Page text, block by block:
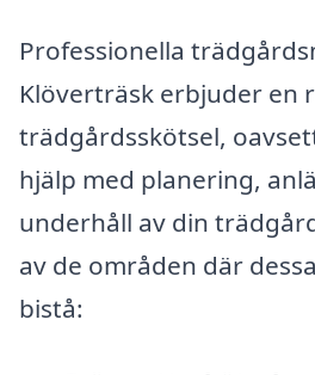
Professionella
Klöverträsk erbjuder en
trädgårdsskötsel,
hjälp med planering,
underhåll av din
av de områden där
bistå: